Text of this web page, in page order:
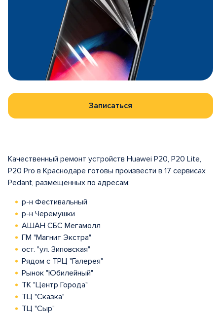
Записаться
Качественный ремонт устройств Huawei P20, P20 Lite,
P20 Pro в Краснодаре готовы произвести в 17 сервисах
Pedant, размещенных по адресам:
р-н Фестивальный
р-н Черемушки
АШАН СБС Мегамолл
ГМ "Магнит Экстра"
ост. "ул. Зиповская"
Рядом с ТРЦ "Галерея"
Рынок "Юбилейный"
ТК "Центр Города"
ТЦ "Сказка"
ТЦ "Сыр"